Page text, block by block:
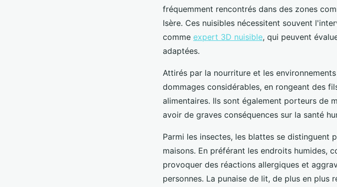
fréquemment rencontrés dans des zones
Isère. Ces nuisibles nécessitent souvent
comme expert 3D nuisible, qui peuvent
adaptées.
Attirés par la nourriture et les
dommages considérables, en rongeant des
alimentaires. Ils sont également porteurs de
avoir de graves conséquences sur la santé
Parmi les insectes, les blattes se distinguent
maisons. En préférant les endroits humides,
provoquer des réactions allergiques et
personnes. La punaise de lit, de plus en plus